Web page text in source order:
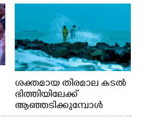
ശക്തമായ തിരമാല കടൽ
ഭിത്തിയിലേക്ക്
ആഞ്ഞടിക്കുമ്പോൾ
അപകടകരമായ രീതിയിൽ